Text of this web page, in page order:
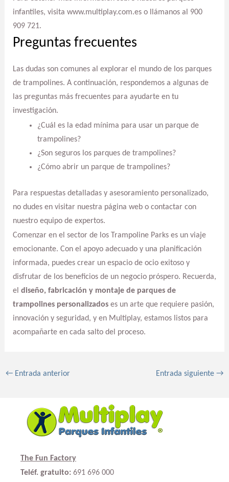
infantiles, visita www.multiplay.com.es o llámanos al 900
909 721.
Preguntas frecuentes
Las dudas son comunes al explorar el mundo de los parques
de trampolines. A continuación, respondemos a algunas de
las preguntas más frecuentes para ayudarte en tu
investigación.
¿Cuál es la edad mínima para usar un parque de
trampolines?
¿Son seguros los parques de trampolines?
¿Cómo abrir un parque de trampolines?
Para respuestas detalladas y asesoramiento personalizado,
no dudes en visitar nuestra página web o contactar con
nuestro equipo de expertos.
Comenzar en el sector de los Trampoline Parks es un viaje
emocionante. Con el apoyo adecuado y una planificación
informada, puedes crear un espacio de ocio exitoso y
disfrutar de los beneficios de un negocio próspero. Recuerda,
el diseño, fabricación y montaje de parques de
trampolines personalizadoses un arte que requiere pasión,
innovación y seguridad, y en Multiplay, estamos listos para
acompañarte en cada salto del proceso.
←Entrada anterior Entrada siguiente→
The Fun Factory
Teléf. gratuito: 691 696 000